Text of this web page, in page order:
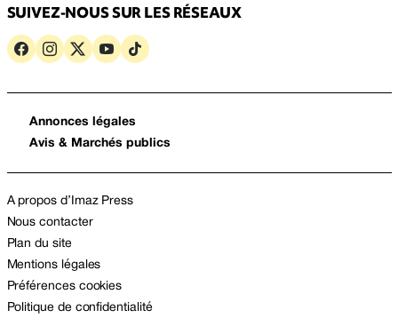
SUIVEZ-NOUS SUR LES RÉSEAUX
Annonces légales
Avis & Marchés publics
A propos d’Imaz Press
Nous contacter
Plan du site
Mentions légales
Préférences cookies
Politique de confidentialité